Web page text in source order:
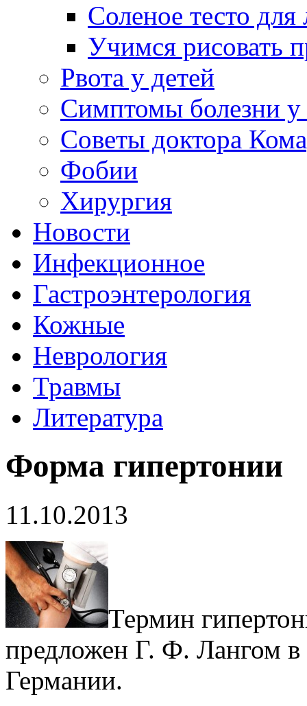
Соленое тесто для
Учимся рисовать
Рвота у детей
Симптомы болезни у
Советы доктора
Фобии
Хирургия
Новости
Инфекционное
Гастроэнтерология
Кожные
Неврология
Травмы
Литература
Форма гипертонии
11.10.2013
Термин
предложен Г. Ф. Лангом в
Германии.